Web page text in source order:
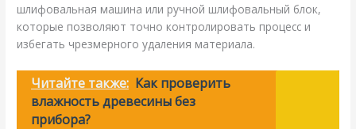
шлифовальная машина или ручной шлифовальный блок,
которые позволяют точно контролировать процесс и
избегать чрезмерного удаления материала.
Читайте также: Как проверить
влажность древесины без
прибора?